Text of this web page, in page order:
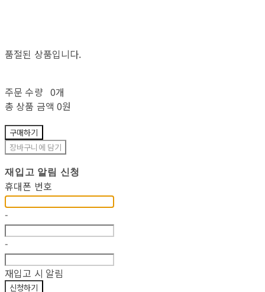
품절된 상품입니다.
주문 수량 0개
총 상품 금액 0원
구매하기
장바구니에 담기
재입고 알림 신청
휴대폰 번호
-
-
재입고 시 알림
신청하기